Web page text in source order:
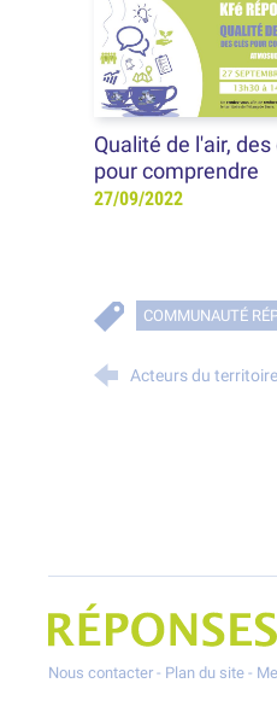
Qualité de l'air, des
pour comprendre
27/09/2022
COMMUNAUTÉ
Acteurs du territoire
Projet Réponses - Réduire les
Nous contacter - Plan du site -